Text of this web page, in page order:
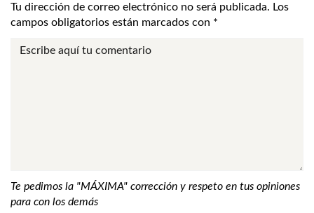
Tu dirección de correo electrónico no será publicada. Los
campos obligatorios están marcados con *
Te pedimos la "MÁXIMA" corrección y respeto en tus opiniones
para con los demás